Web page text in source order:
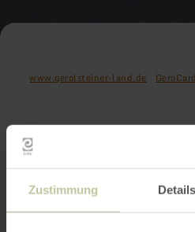
Zustimmung Details
www.gerolsteiner-land.de GeroCard